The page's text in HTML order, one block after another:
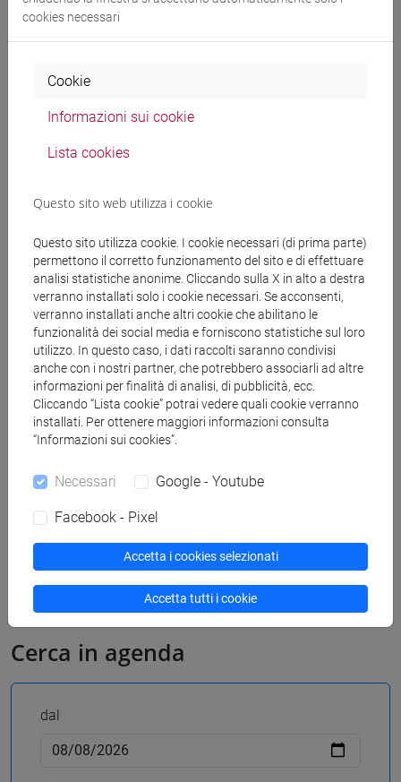
Juliana Figueira da Hora
and Public Engagement in the Labeca Project
Responsabili dell’iniziativa:Prof.
Il ciclo di seminari è riconosciuto come attività sostitutiva
Per informazioni contattare:myriam.piluttinamer@unive.it
Organizzatore
Dipartimento di Studi Umanistici
condividi su:
Allegati
Poster
Cerca in agenda
dal
cookies necessari
Cookie
Informazioni sui cookie
Lista cookies
Questo sito web utilizza i cookie
Questo sito utilizza cookie. I cookie necessari (di prima parte)
permettono il corretto funzionamento del sito e di effettuare
analisi statistiche anonime. Cliccando sulla X in alto a destra
verranno installati solo i cookie necessari. Se acconsenti,
verranno installati anche altri cookie che abilitano le
funzionalità dei social media e forniscono statistiche sul loro
utilizzo. In questo caso, i dati raccolti saranno condivisi
anche con i nostri partner, che potrebbero associarli ad altre
informazioni per finalità di analisi, di pubblicità, ecc.
Cliccando “Lista cookie” potrai vedere quali cookie verranno
installati. Per ottenere maggiori informazioni consulta
“Informazioni sui cookies”.
Necessari Google - Youtube
Facebook - Pixel
Accetta i cookies selezionati
Accetta tutti i cookie